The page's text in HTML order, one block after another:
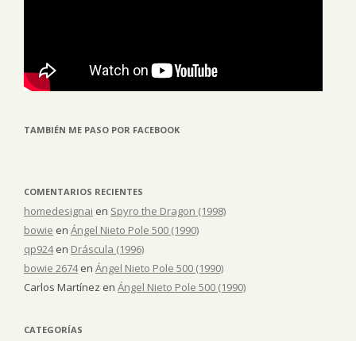
TAMBIÉN ME PASO POR FACEBOOK
COMENTARIOS RECIENTES
homedesignai en Spyro the Dragon (1998)
bowie en Ángel Nieto Pole 500 (1990)
qp924en Dráscula (1996)
bowie 2674en Ángel Nieto Pole 500 (1990)
Carlos Martínez en Ángel Nieto Pole 500 (1990)
CATEGORÍAS